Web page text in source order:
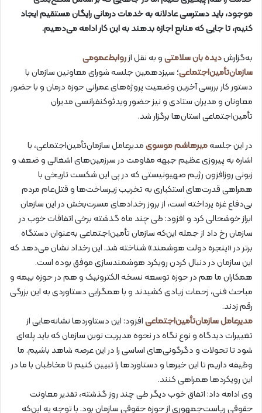
موجود، باید دسترسی عادلانه به خدمات درمانی رایگان مستقیم ایجاد
کنیم، تا جایی که منابع اجازه بدهند به این کار ادامه می‌دهیم.
به‌گزارشدیده بان سلامتیو به نقل ازروابط‌عمومی
سازمان‌تأمین‌اجتماعی؛ سیزدهمین جلسه شورای معاونین سازمان با
دستور کار بررسی آخرین وضعیت پروژه‌های عمرانی حوزه درمان و با حضور
معاونان و مدیران ستادی و نیز حضور ویدئوکنفرانسی مدیران
تأمین‌اجتماعی استان‌ها برگزار شد.
در این جلسهمیرهاشم موسویمدیرعامل سازمان‌تأمین‌اجتماعی، با
اشاره به پیروزی عظیم جبهه مقاومت در سرزمین‌های اشغالی و ضعف و
زبونی روزافزون رژیم صهیونیستی که در پی این شکست تاریخی با
همراهی قدرت‌های استکباری به تخریب زیرساخت‌ها و قتل‌عام مردم
بی‌دفاع غزه پرداخته است، از بروز رخدادهای مسرت‌بخش در این سازمان
ابراز خوشحالی کرد و افزود: طی چند ماه گذشته برخی اتفاقات خوب در
سازمان رخ داد از جمله این‌که سازمان تأمین‌اجتماعی به‌عنوان دستگاه
برتر در «پنجره دولت هوشمند» شناخته شد. این رخداد نشان می‌دهد که
این سازمان در دنبال کردن رویکرد هوشمندسازی موفق بوده است.
همکاران ما هم در حوزه توسعه نسخه الکترونیک و هم در حوزه بیمه و
مباحث فنی، زحمات زیادی کشیدند و با همگرایی دستاوردی به این بزرگی
رقم زدند.
مدیرعامل سازمان‌تأمین‌اجتماعیافزود: این دستاوردها نشانه‌هایی از
تغییرات دیدگاه و نوع نگاه در نحوه مدیریت نوین سازمان که باید پله‌ای
شود تا تحولات و دگرگونی‌های اساسی را در این عرصه شاهد باشیم. ما
وظیفه داریم تا این خبرها و دستاوردها را تبیین کنیم تا مخاطبان با ما در
این رویکردها همراهی کنند.
وی ادامه داد: اتفاق خوب دیگر طی چند روز گذشته، تقدیر معاونت
حقوقی ریاست‌جمهوری از حوزه حقوقی سازمان بود. با توجه یه این‌که